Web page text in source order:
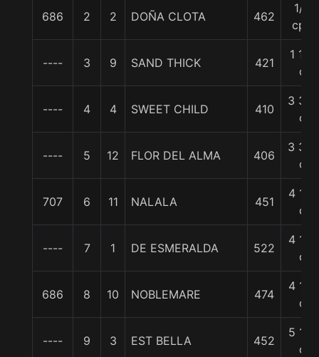
686 2 2 DOÑA CLOTA 462
1/2
cpo
---- 3 9 SAND THICK 421
1 1/4
c
---- 4 4 SWEET CHILD 410
3 3/4
c
---- 5 12 FLOR DEL ALMA 406
3 3/4
c
707 6 11 NALALA 451
4 1/4
c
---- 7 1 DE ESMERALDA 522
4 1/4
c
686 8 10 NOBLEMARE 474
4 1/4
c
---- 9 3 EST BELLA 452
5 1/2
c